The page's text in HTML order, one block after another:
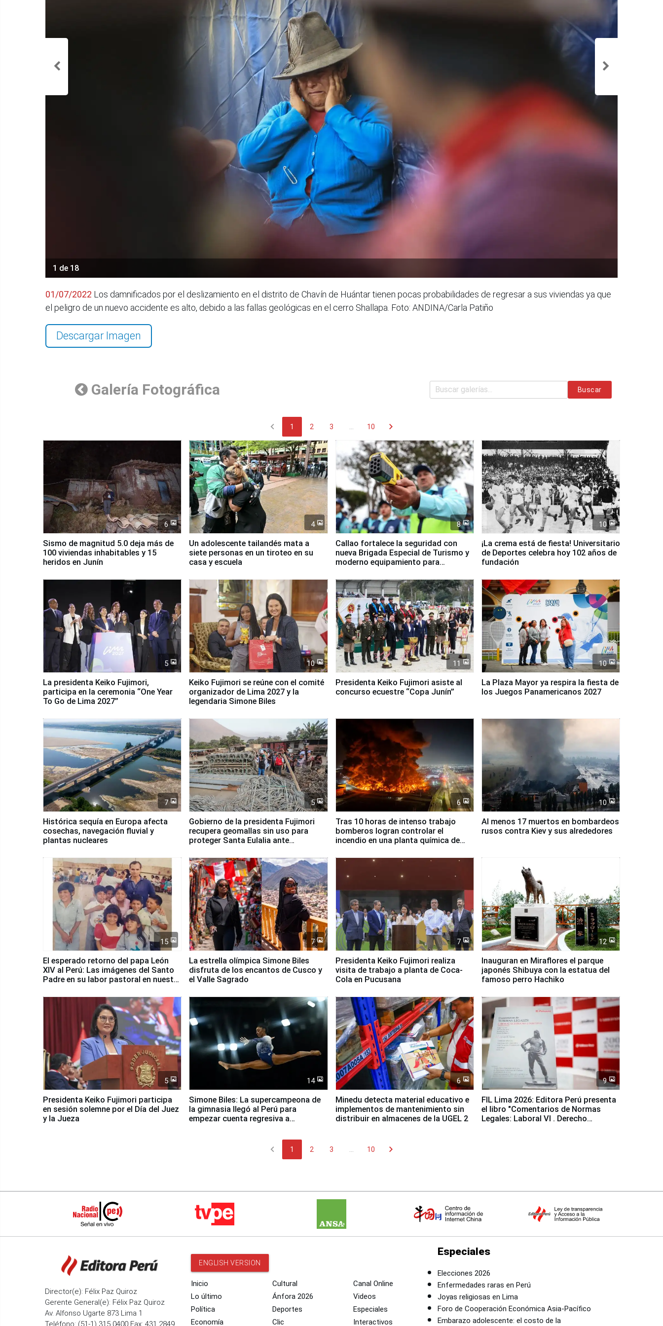
1 de 18
01/07/2022 Los damnificados por el deslizamiento en el distrito de Chavín de Huántar tienen pocas probabilidades de regresar a sus viviendas ya que
el peligro de un nuevo accidente es alto, debido a las fallas geológicas en el cerro Shallapa. Foto: ANDINA/Carla Patiño
Descargar Imagen
Galería Fotográfica Buscar
chevron_left 1 2 3 10 chevron_right
6
Sismo de magnitud 5.0 deja más de
100 viviendas inhabitables y 15
heridos en Junín
4
Un adolescente tailandés mata a
siete personas en un tiroteo en su
casa y escuela
8
Callao fortalece la seguridad con
nueva Brigada Especial de Turismo y
moderno equipamiento para
10
¡La crema está de fiesta! Universitario
de Deportes celebra hoy 102 años de
fundación
5
La presidenta Keiko Fujimori,
participa en la ceremonia “One Year
To Go de Lima 2027”
10
Keiko Fujimori se reúne con el comité
organizador de Lima 2027 y la
legendaria Simone Biles
11
Presidenta Keiko Fujimori asiste al
concurso ecuestre “Copa Junín”
10
La Plaza Mayor ya respira la fiesta de
los Juegos Panamericanos 2027
7
Histórica sequía en Europa afecta
cosechas, navegación fluvial y
plantas nucleares
5
Gobierno de la presidenta Fujimori
recupera geomallas sin uso para
proteger Santa Eulalia ante
6
Tras 10 horas de intenso trabajo
bomberos logran controlar el
incendio en una planta química de
10
Al menos 17 muertos en bombardeos
rusos contra Kiev y sus alrededores
15
El esperado retorno del papa León
XIV al Perú: Las imágenes del Santo
Padre en su labor pastoral en nuestro
7
La estrella olímpica Simone Biles
disfruta de los encantos de Cusco y
el Valle Sagrado
7
Presidenta Keiko Fujimori realiza
visita de trabajo a planta de Coca-
Cola en Pucusana
12
Inauguran en Miraflores el parque
japonés Shibuya con la estatua del
famoso perro Hachiko
5
Presidenta Keiko Fujimori participa
en sesión solemne por el Día del Juez
y la Jueza
14
Simone Biles: La supercampeona de
la gimnasia llegó al Perú para
empezar cuenta regresiva a
6
Minedu detecta material educativo e
implementos de mantenimiento sin
distribuir en almacenes de la UGEL 2
9
FIL Lima 2026: Editora Perú presenta
el libro "Comentarios de Normas
Legales: Laboral Vl . Derecho
chevron_left 1 2 3 10 chevron_right
Director(e): Félix Paz Quiroz
Gerente General(e): Félix Paz Quiroz
Av. Alfonso Ugarte 873 Lima 1
Teléfono: (51-1) 315 0400 Fax: 431 2849
ENGLISH VERSION
Inicio
Lo último
Política
Economía
Cultural
Ánfora 2026
Deportes
Clic
Canal Online
Videos
Especiales
Interactivos
Especiales
Elecciones 2026
Enfermedades raras en Perú
Joyas religiosas en Lima
Foro de Cooperación Económica Asia-Pacífico
Embarazo adolescente: el costo de la